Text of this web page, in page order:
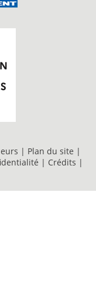
| Plan du site |
| Crédits |